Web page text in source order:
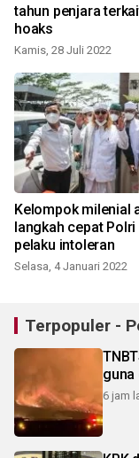
tahun penjara
hoaks
Kamis, 28 Juli 2022
Kelompok milenial
langkah cepat Polri
pelaku intoleran
Selasa, 4 Januari 2022
Terpopuler -
guna
6 jam